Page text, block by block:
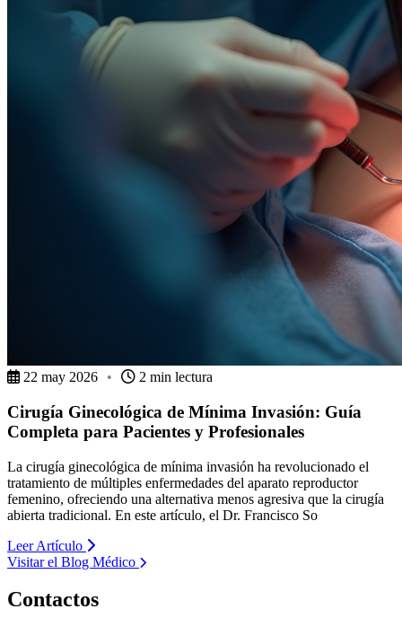
22 may 2026 • 2 min lectura
Cirugía Ginecológica de Mínima Invasión: Guía
Completa para Pacientes y Profesionales
La cirugía ginecológica de mínima invasión ha revolucionado el
tratamiento de múltiples enfermedades del aparato reproductor
femenino, ofreciendo una alternativa menos agresiva que la cirugía
abierta tradicional. En este artículo, el Dr. Francisco So
Leer Artículo
Visitar el Blog Médico
Contactos